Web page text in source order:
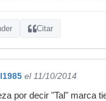
Citar
el 11/10/2014
por decir "Tal" marca